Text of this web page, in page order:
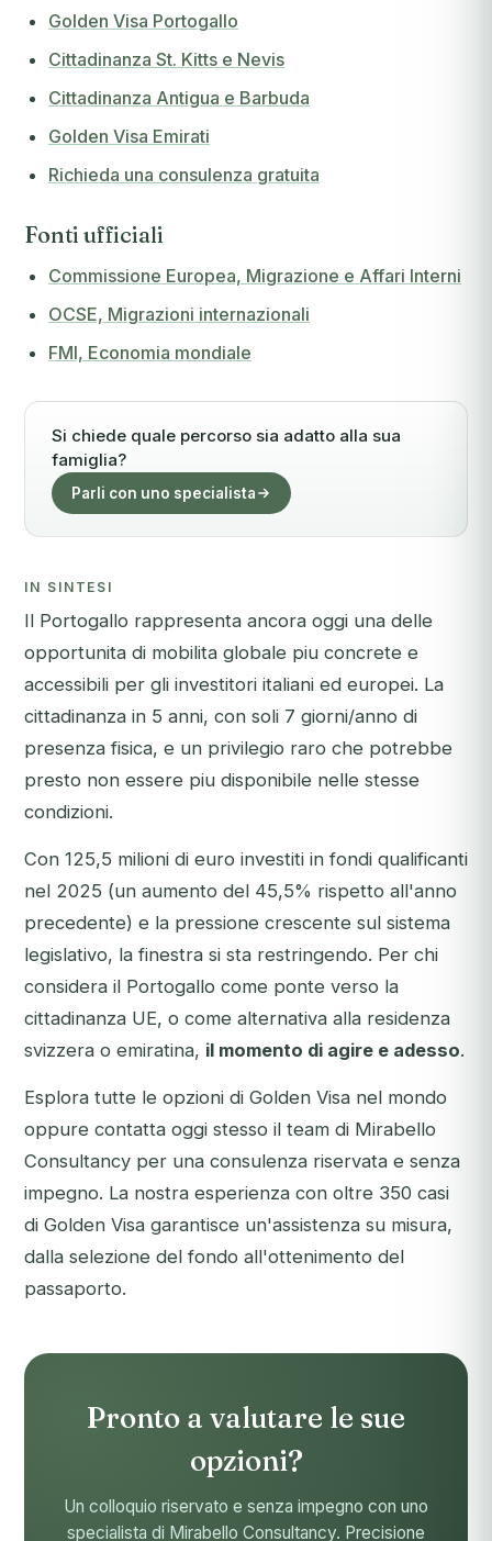
Golden Visa Portogallo
Cittadinanza St. Kitts e Nevis
Cittadinanza Antigua e Barbuda
Golden Visa Emirati
Richieda una consulenza gratuita
Fonti ufficiali
Commissione Europea, Migrazione e Affari Interni
OCSE, Migrazioni internazionali
FMI, Economia mondiale
Si chiede quale percorso sia adatto alla sua
famiglia?
Parli con uno specialista
IN SINTESI
Il Portogallo rappresenta ancora oggi una delle
opportunita di mobilita globale piu concrete e
accessibili per gli investitori italiani ed europei. La
cittadinanza in 5 anni, con soli 7 giorni/anno di
presenza fisica, e un privilegio raro che potrebbe
presto non essere piu disponibile nelle stesse
condizioni.
Con 125,5 milioni di euro investiti in fondi qualificanti
nel 2025 (un aumento del 45,5% rispetto all'anno
precedente) e la pressione crescente sul sistema
legislativo, la finestra si sta restringendo. Per chi
considera il Portogallo come ponte verso la
cittadinanza UE, o come alternativa alla residenza
svizzera o emiratina, il momento di agire e adesso.
Esplora tutte le opzioni di Golden Visa nel mondo
oppure contatta oggi stesso il team di Mirabello
Consultancy per una consulenza riservata e senza
impegno. La nostra esperienza con oltre 350 casi
di Golden Visa garantisce un'assistenza su misura,
dalla selezione del fondo all'ottenimento del
passaporto.
Pronto a valutare le sue
opzioni?
Un colloquio riservato e senza impegno con uno
specialista di Mirabello Consultancy. Precisione